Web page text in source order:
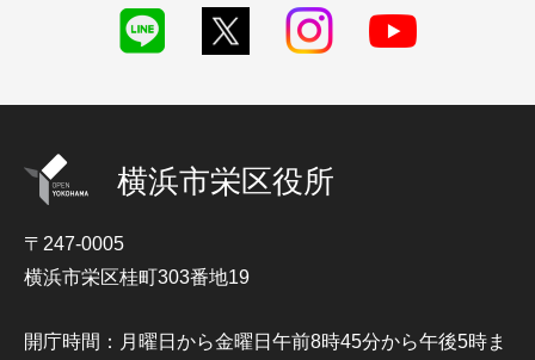
横浜市栄区役所
〒247-0005
横浜市栄区桂町303番地19
開庁時間：月曜日から金曜日午前8時45分から午後5時ま